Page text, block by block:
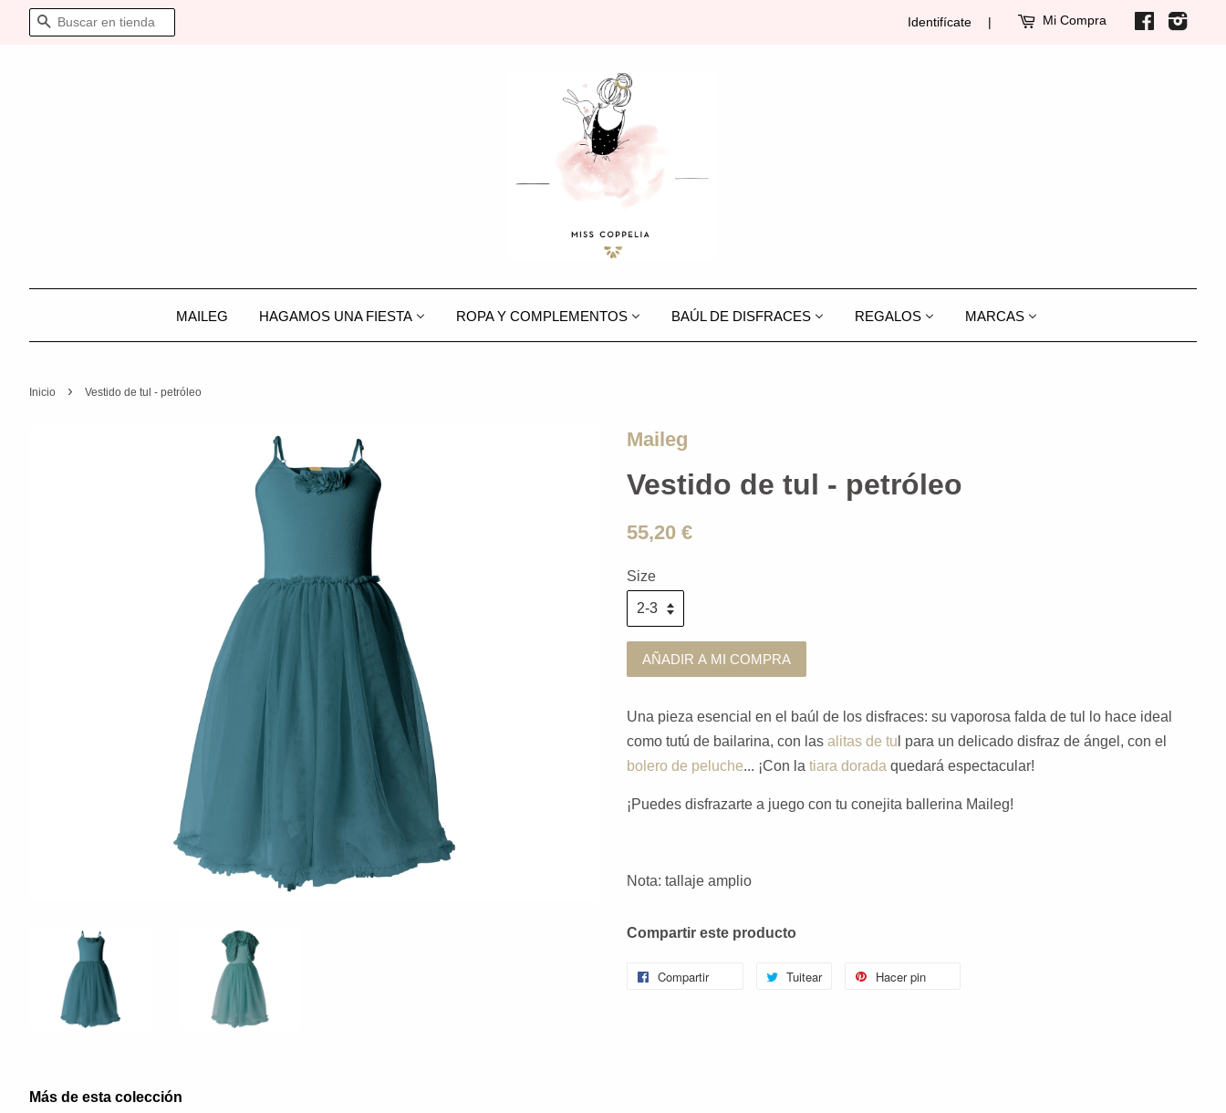
BUSCAR Identifícate | Mi Compra Facebook
MAILEG HAGAMOS UNA FIESTA ROPA Y COMPLEMENTOS BAÚL DE DISFRACES REGALOS MARCAS
Inicio › Vestido de tul - petróleo
Maileg
Vestido de tul - petróleo
55,20 €
Size
AÑADIR A MI COMPRA
Una pieza esencial en el baúl de los disfraces: su vaporosa falda de tul lo hace ideal
como tutú de bailarina, con las alitas de tu l para un delicado disfraz de ángel, con el
bolero de peluche... ¡Con la tiara dorada quedará espectacular!
¡Puedes disfrazarte a juego con tu conejita ballerina Maileg!
Nota: tallaje amplio
Compartir este producto
Compartir Tuitear Hacer pin
Más de esta colección